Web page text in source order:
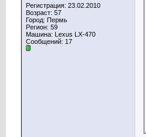
Регистрация: 23.02.2010
Возраст: 57
Город: Пермь
Регион: 59
Машина: Lexus LX-470
Сообщений: 17